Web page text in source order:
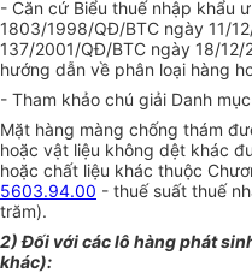
- Căn cứ Biểu thuế nhập khẩu
1803/1998/QĐ/BTC ngày 11/
137/2001/QĐ/BTC ngày 18/12/
hướng dẫn về phân loại hàng
- Tham khảo chú giải Danh
Mặt hàng màng chống thám
hoặc vật liệu không dệt khác
hoặc chất liệu khác thuộc
5603.94.00 - thuế suất thuế
trăm).
2) Đối với các lô hàng phát
khác):